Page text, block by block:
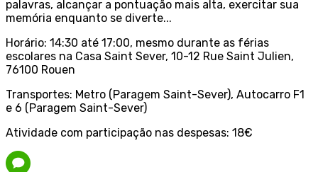
palavras, alcançar a pontuação mais alta, exercitar sua
memória enquanto se diverte...
Horário: 14:30 até 17:00, mesmo durante as férias
escolares na Casa Saint Sever, 10-12 Rue Saint Julien,
76100 Rouen
Transportes: Metro (Paragem Saint-Sever), Autocarro F1
e 6 (Paragem Saint-Sever)
Atividade com participação nas despesas: 18€